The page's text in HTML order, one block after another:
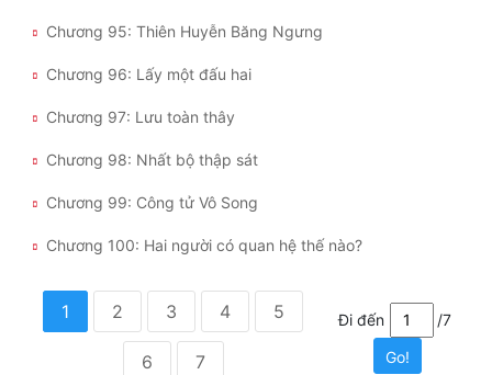
Chương 95: Thiên Huyễn Băng Ngưng
Chương 96: Lấy một đấu hai
Chương 97: Lưu toàn thây
Chương 98: Nhất bộ thập sát
Chương 99: Công tử Vô Song
Chương 100: Hai người có quan hệ thế nào?
1 2 3 4 5
6 7
Đi đến
/7
Go!